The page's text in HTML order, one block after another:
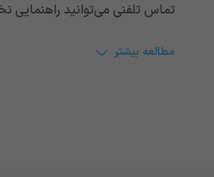
تماس تلفنی می‌توانید راهنمایی
مطالعه بیشتر